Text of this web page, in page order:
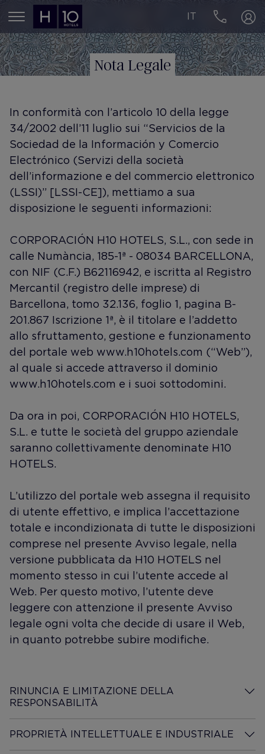
MENÚ
IT
Nota Legale
In conformità con l’articolo 10 della legge
34/2002 dell’11 luglio sui “Servicios de la
Sociedad de la Información y Comercio
Electrónico (Servizi della società
dell’informazione e del commercio elettronico
(LSSI)” [LSSI-CE]), mettiamo a sua
disposizione le seguenti informazioni:
CORPORACIÓN H10 HOTELS, S.L., con sede in
calle Numància, 185-1ª - 08034 BARCELLONA,
con NIF (C.F.) B62116942, e iscritta al Registro
Mercantil (registro delle imprese) di
Barcellona, tomo 32.136, foglio 1, pagina B-
201.867 Iscrizione 1ª, è il titolare e l’addetto
allo sfruttamento, gestione e funzionamento
del portale web www.h10hotels.com (“Web”),
al quale si accede attraverso il dominio
www.h10hotels.com e i suoi sottodomini.
Da ora in poi, CORPORACIÓN H10 HOTELS,
S.L. e tutte le società del gruppo aziendale
saranno collettivamente denominate H10
HOTELS.
L’utilizzo del portale web assegna il requisito
di utente effettivo, e implica l’accettazione
totale e incondizionata di tutte le disposizioni
comprese nel presente Avviso legale, nella
versione pubblicata da H10 HOTELS nel
momento stesso in cui l’utente accede al
Web. Per questo motivo, l’utente deve
leggere con attenzione il presente Avviso
legale ogni volta che decide di usare il Web,
in quanto potrebbe subire modifiche.
RINUNCIA E LIMITAZIONE DELLA
RESPONSABILITÀ
Desplegar información
PROPRIETÀ INTELLETTUALE E INDUSTRIALE
Desplegar información